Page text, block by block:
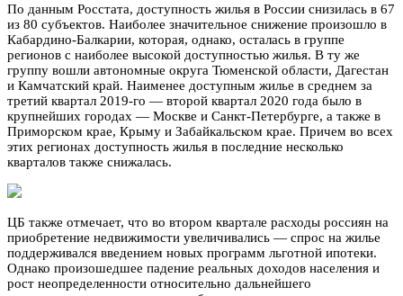
По данным Росстата, доступность жилья в России снизилась в 67
из 80 субъектов. Наиболее значительное снижение произошло в
Кабардино-Балкарии, которая, однако, осталась в группе
регионов с наиболее высокой доступностью жилья. В ту же
группу вошли автономные округа Тюменской области, Дагестан
и Камчатский край. Наименее доступным жилье в среднем за
третий квартал 2019-го — второй квартал 2020 года было в
крупнейших городах — Москве и Санкт-Петербурге, а также в
Приморском крае, Крыму и Забайкальском крае. Причем во всех
этих регионах доступность жилья в последние несколько
кварталов также снижалась.
ЦБ также отмечает, что во втором квартале расходы россиян на
приобретение недвижимости увеличивались — спрос на жилье
поддерживался введением новых программ льготной ипотеки.
Однако произошедшее падение реальных доходов населения и
рост неопределенности относительно дальнейшего